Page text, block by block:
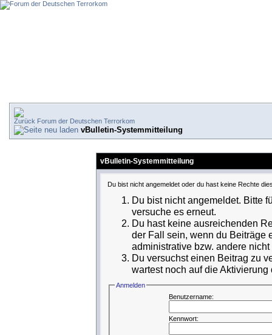
Forum der Deutschen Terrorkom
vBulletin-Systemmitteilung
vBulletin-Systemmitteilung
Du bist nicht angemeldet oder du hast keine Rechte
Du bist nicht angemeldet. Bitte
versuche es erneut.
Du hast keine ausreichenden
der Fall sein, wenn du Beiträge
administrative bzw. andere
Du versuchst einen Beitrag zu
wartest noch auf die
Anmelden
Benutzername:
Kennwort: